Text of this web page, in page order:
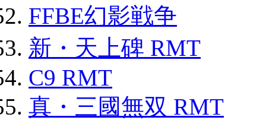
FFBE幻影戦争
新・天上碑 RMT
C9 RMT
真・三國無双 RMT